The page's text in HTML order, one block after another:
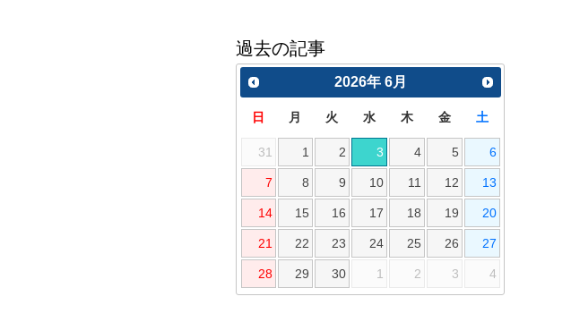
過去の記事
2026年 6月
日 月 火 水 木 金 土
31 1 2 3 4 5 6
7 8 9 10 11 12 13
14 15 16 17 18 19 20
21 22 23 24 25 26 27
28 29 30 1 2 3 4